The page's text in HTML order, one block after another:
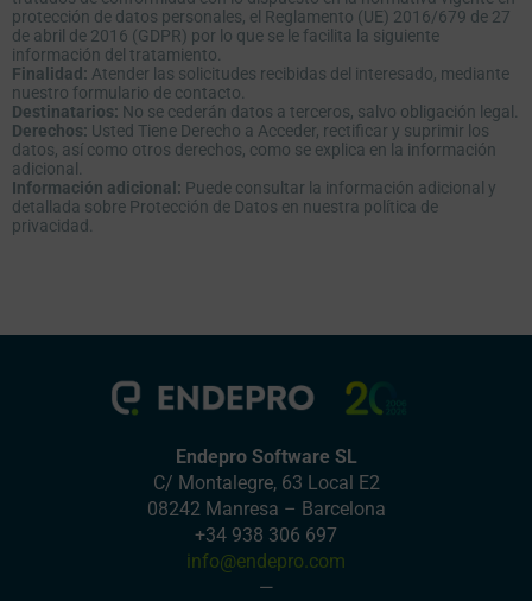
protección de datos personales, el Reglamento (UE) 2016/679 de 27
de abril de 2016 (GDPR) por lo que se le facilita la siguiente
información del tratamiento.
Finalidad: Atender las solicitudes recibidas del interesado, mediante
nuestro formulario de contacto.
Destinatarios: No se cederán datos a terceros, salvo obligación legal.
Derechos: Usted Tiene Derecho a Acceder, rectificar y suprimir los
datos, así como otros derechos, como se explica en la información
adicional.
Información adicional: Puede consultar la información adicional y
detallada sobre Protección de Datos en nuestra política de
privacidad.
Endepro Software SL
C/ Montalegre, 63 Local E2
08242 Manresa – Barcelona
+34 938 306 697
info@endepro.com
—